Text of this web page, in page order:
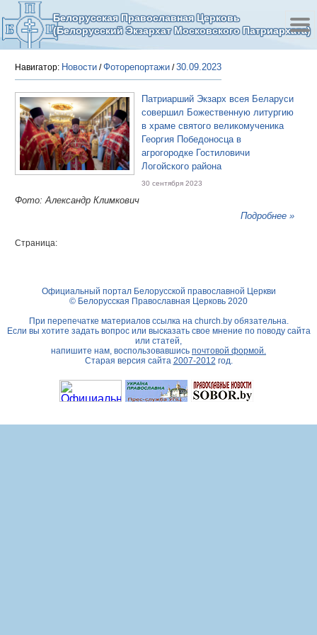
Белорусская Православная Церковь
(Белорусский Экзархат Московского Патриархата)
Навигатор: Новости /Фоторепортажи /30.09.2023
Патриарший Экзарх всея Беларуси
совершил Божественную литургию
в храме святого великомученика
Георгия Победоносца в
агрогородке Гостиловичи
Логойского района
30 сентября 2023
Фото: Александр Климкович
Подробнее »
Страница:
Официальный портал Белорусской православной Церкви
© Белорусская Православная Церковь 2020
При перепечатке материалов ссылка на church.byобязательна.
Если вы хотите задать вопрос или высказать свое мнение по поводу сайта
или статей,
напишите нам, воспользовавшись почтовой формой.
Старая версия сайта 2007-2012 год.